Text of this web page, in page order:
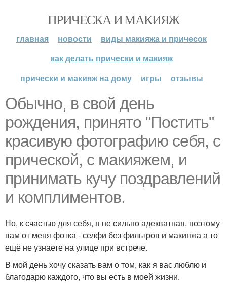
ПРИЧЕСКА И МАКИЯЖ
главная новости
виды макияжа и причесок
как делать прически и макияж
прически и макияж на дому
игры отзывы
Обычно, в свой день
рождения, принято "Постить"
красивую фотографию себя, с
прической, с макияжем, и
принимать кучу поздравлений
и комплиментов.
Но, к счастью для себя, я не сильно адекватная, поэтому
вам от меня фотка - селфи без фильтров и макияжа а то
ещё не узнаете на улице при встрече.
В мой день хочу сказать вам о том, как я вас люблю и
благодарю каждого, что вы есть в моей жизни.